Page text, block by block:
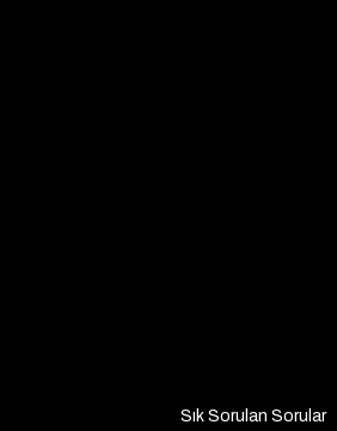
Sık Sorulan Sorular